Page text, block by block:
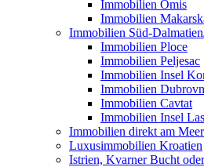
Immobilien Omis
Immobilien
Immobilien Süd-Dalmatien
Immobilien Ploce
Immobilien Peljesac
Immobilien Insel
Immobilien
Immobilien Cavtat
Immobilien Insel
Immobilien direkt am
Luxusimmobilien Kroatien
Istrien, Kvarner Bucht